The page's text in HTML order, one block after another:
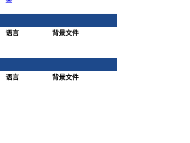
语言
背景文件
语言
背景文件